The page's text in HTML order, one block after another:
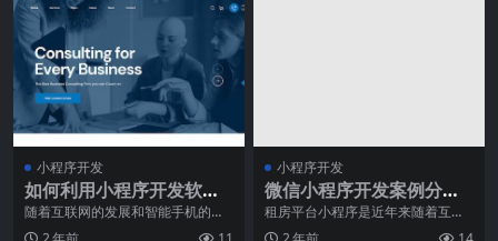
小程序开发
如何利用小程序开发软件
开创自己的事业
随着互联网的发展和智能手机的普
及，移动应用程序的市场需求不断
小程序开发
微信小程序开发案例分
析：租房平台小程序
租房平台小程序是近年来随着互联
网技术的发展而兴起的一种新型租